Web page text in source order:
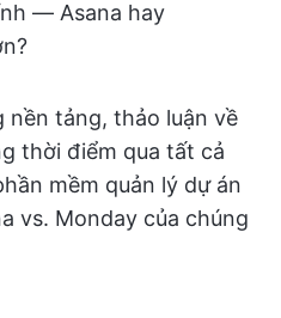
— Asana hay
nền tảng, thảo luận về
thời điểm qua tất cả
mềm quản lý dự án
vs. Monday của chúng